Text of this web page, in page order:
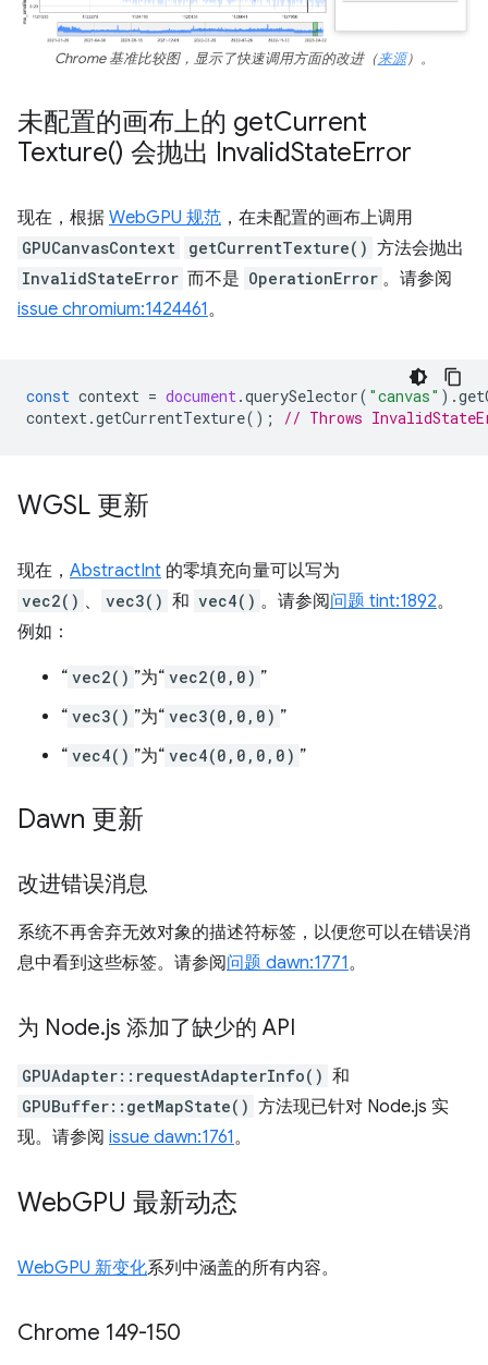
Chrome 基准比较图，显示了快速调用方面的改进（来源）。
未配置的画布上的 getCurrent
Texture() 会抛出 InvalidStateError
现在，根据 WebGPU 规范 ，在未配置的画布上调用
GPUCanvasContext getCurrentTexture() 方法会抛出
InvalidStateError 而不是 OperationError 。请参阅
issue chromium:1424461。
const context = document.querySelector( "canvas" ).
context.getCurrentTexture(); // Throws
WGSL 更新
现在， AbstractInt 的零填充向量可以写为
vec2() 、 vec3() 和 vec4() 。请参阅问题 tint:1892。
例如：
“ vec2() ”为“ vec2(0,0) ”
“ vec3() ”为“ vec3(0,0,0) ”
“ vec4() ”为“ vec4(0,0,0,0) ”
Dawn 更新
改进错误消息
系统不再舍弃无效对象的描述符标签，以便您可以在错误消
息中看到这些标签。请参阅问题 dawn:1771。
为 Node.js 添加了缺少的 API
GPUAdapter::requestAdapterInfo() 和
GPUBuffer::getMapState() 方法现已针对 Node.js 实
现。请参阅 issue dawn:1761。
WebGPU 最新动态
WebGPU 新变化系列中涵盖的所有内容。
Chrome 149-150